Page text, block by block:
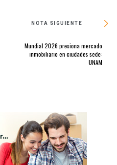
NOTA SIGUIENTE
Mundial 2026 presiona mercado
inmobiliario en ciudades sede:
UNAM